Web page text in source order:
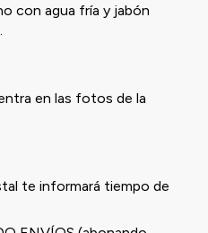
con agua fría y jabón
en las fotos de la
te informará tiempo de